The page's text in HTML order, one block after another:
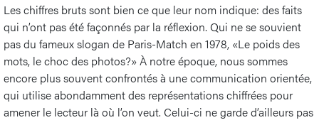
Les chiffres bruts sont bien ce que leur nom indique: des faits
qui n’ont pas été façonnés par la réflexion. Qui ne se souvient
pas du fameux slogan de Paris-Match en 1978, «Le poids des
mots, le choc des photos?» À notre époque, nous sommes
encore plus souvent confrontés à une communication orientée,
qui utilise abondamment des représentations chiffrées pour
amener le lecteur là où l’on veut. Celui-ci ne garde d’ailleurs pas